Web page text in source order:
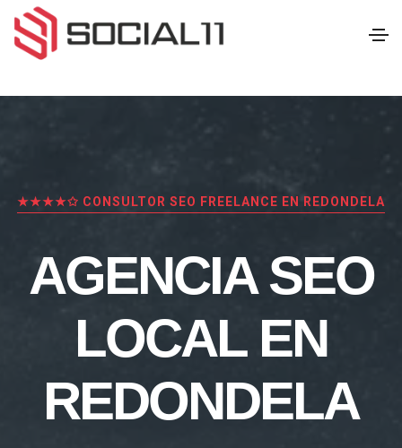
★★★★✩ CONSULTOR SEO FREELANCE EN REDONDELA
AGENCIA SEO
LOCAL EN
REDONDELA